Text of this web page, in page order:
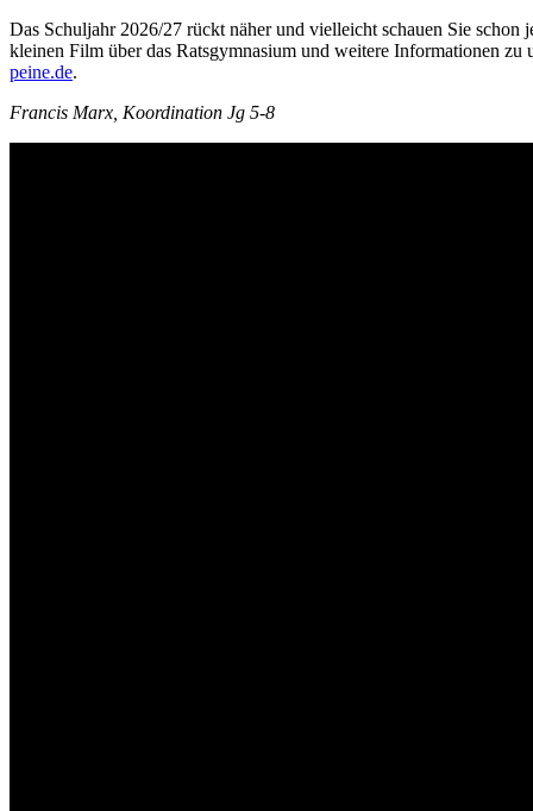
Das Schuljahr 2026/27 rückt näher und vielleicht schauen Sie
kleinen Film über das Ratsgymnasium und weitere Informationen zu
peine.de.
Francis Marx, Koordination Jg 5-8